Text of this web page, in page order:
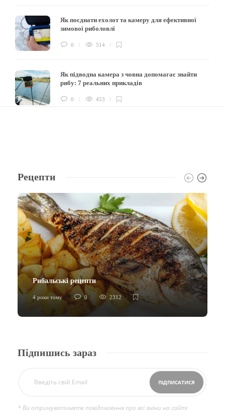
Як поєднати ехолот та камеру для ефективної
зимової риболовлі
0 514
Як підводна камера з човна допомагає знайти
рибу: 7 реальних прикладів
0 453
Рецепти
Рибальські рецепти
4 роки тому 0 2312
Підпишись зараз
* Ви отримуватимете повідомлення про всі зміни на сайті